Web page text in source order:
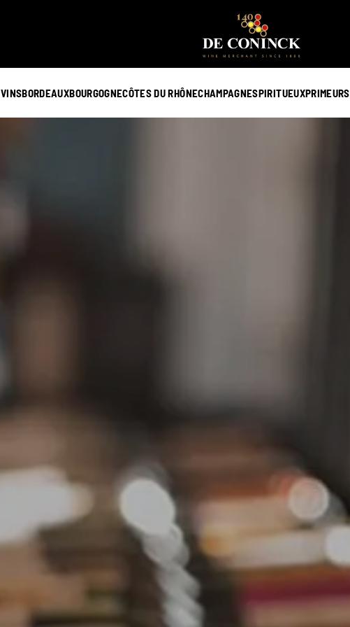
VINSBORDEAUXBOURGOGNECÔTES DU RHÔNECHAMPAGNESPIRITUEUXPRIMEURS